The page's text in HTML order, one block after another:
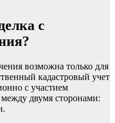
с
возможна только для
кадастровый учет
с участием
двумя сторонами: